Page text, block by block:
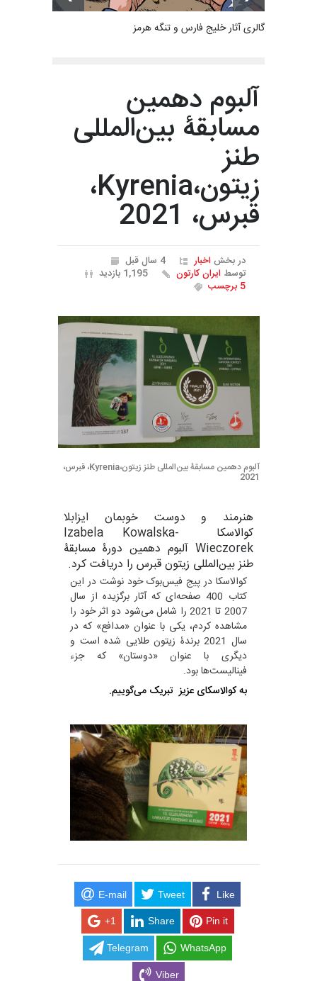
گالری آثار خلیج فارس و تنگه هرمز
آلبوم دهمین
مسابقۀ بین‌المللی
طنز
زیتون،Kyrenia،
قبرس، 2021
در بخش اخبار
4 سال قبل
توسط ایران کارتون
1,195 بازدید
5 برچسب
آلبوم دهمین مسابقۀ بین‌المللی طنز زیتون،Kyrenia، قبرس،
2021
هنرمند و دوست خوبمان ایزابلا
کوالاسکا Izabela Kowalska-
Wieczorek آلبوم دهمین دورۀ مسابقۀ
طنز بین‌المللی زیتون قبرس را دریافت کرد.
کوالاسکا در پیج فیس‌بوک خود نوشت در این
کتاب 400 صفحه‌ای که آثار برگزیده از سال
2007 تا 2021 را شامل می‌شود دو اثر خود را
مشاهده کردم، یکی با عنوان «مدافع» که در
سال 2021 برندۀ زیتون طلایی شده است و
دیگری با عنوان «دوستان» که جزء
فینالیست‌ها بود.
به کوالاسکای عزیز تبریک می‌گوییم.
E-mail Tweet Like
+1 Share Pin it
Telegram WhatsApp
Viber